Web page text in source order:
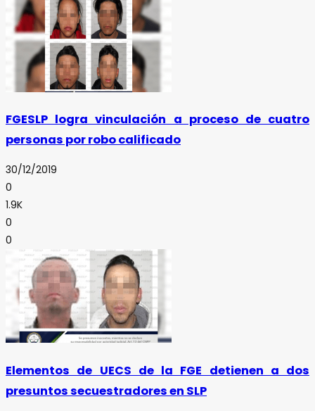
FGESLP logra vinculación a proceso de cuatro
personas por robo calificado
30/12/2019
0
1.9K
0
0
Elementos de UECS de la FGE detienen a dos
presuntos secuestradores en SLP